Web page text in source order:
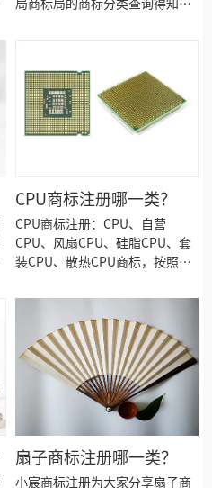
册代理时审核通过率高不高？今
的资料整理出来：
CPU商标注册哪一类？
CPU商标注册：CPU、自营
CPU、风扇CPU、硅脂CPU、套
装CPU、散热CPU商标，按照商
标建议注册第09类别商标，我们
产品应该选择一些什么具体商品
呢！广州CPU商标注册、自营
CPU商标注册、 注册CPU商标、
风扇CPU商标注册、硅脂CPU商
标注册、套装CPU商标注册、散
热CPU商标注册、CPU商标注
标注册代理要多久？CPU商标注
册价格怎么样？ CPU商标注册流
扇子商标注册哪一类？
小宸商标注册为大家分享扇子商